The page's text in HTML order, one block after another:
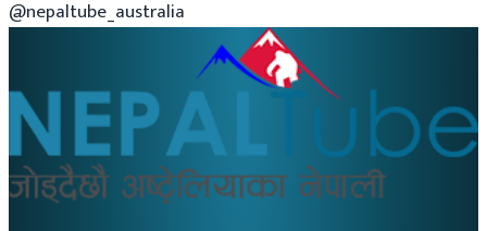
@nepaltube_australia